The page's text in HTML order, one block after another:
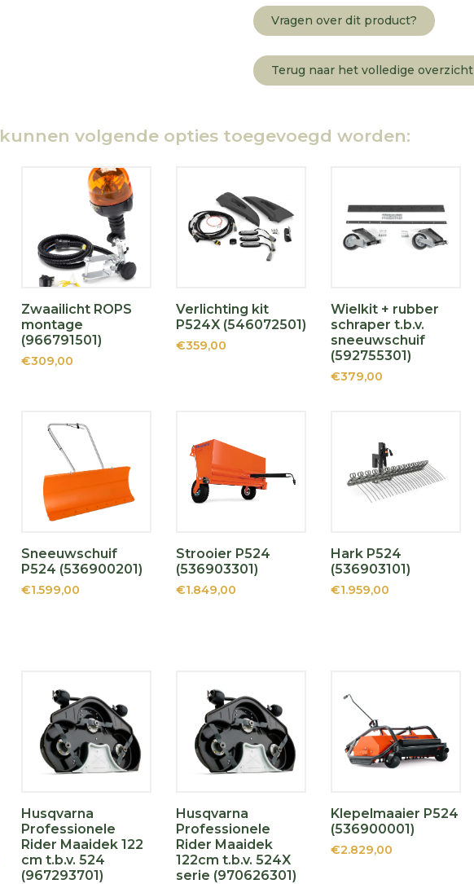
Vragen over dit product?
Terug naar het volledige overzicht
volgende opties toegevoegd worden:
Zwaailicht ROPS
montage
(966791501)
€309,00
Verlichting kit
P524X (546072501)
€359,00
Wielkit + rubber
schraper t.b.v.
sneeuwschuif
(592755301)
€379,00
Sneeuwschuif
P524 (536900201)
€1.599,00
Strooier P524
(536903301)
€1.849,00
Hark P524
(536903101)
€1.959,00
Husqvarna
Professionele
Rider Maaidek 122
cm t.b.v. 524
(967293701)
Husqvarna
Professionele
Rider Maaidek
122cm t.b.v. 524X
serie (970626301)
Klepelmaaier P524
(536900001)
€2.829,00